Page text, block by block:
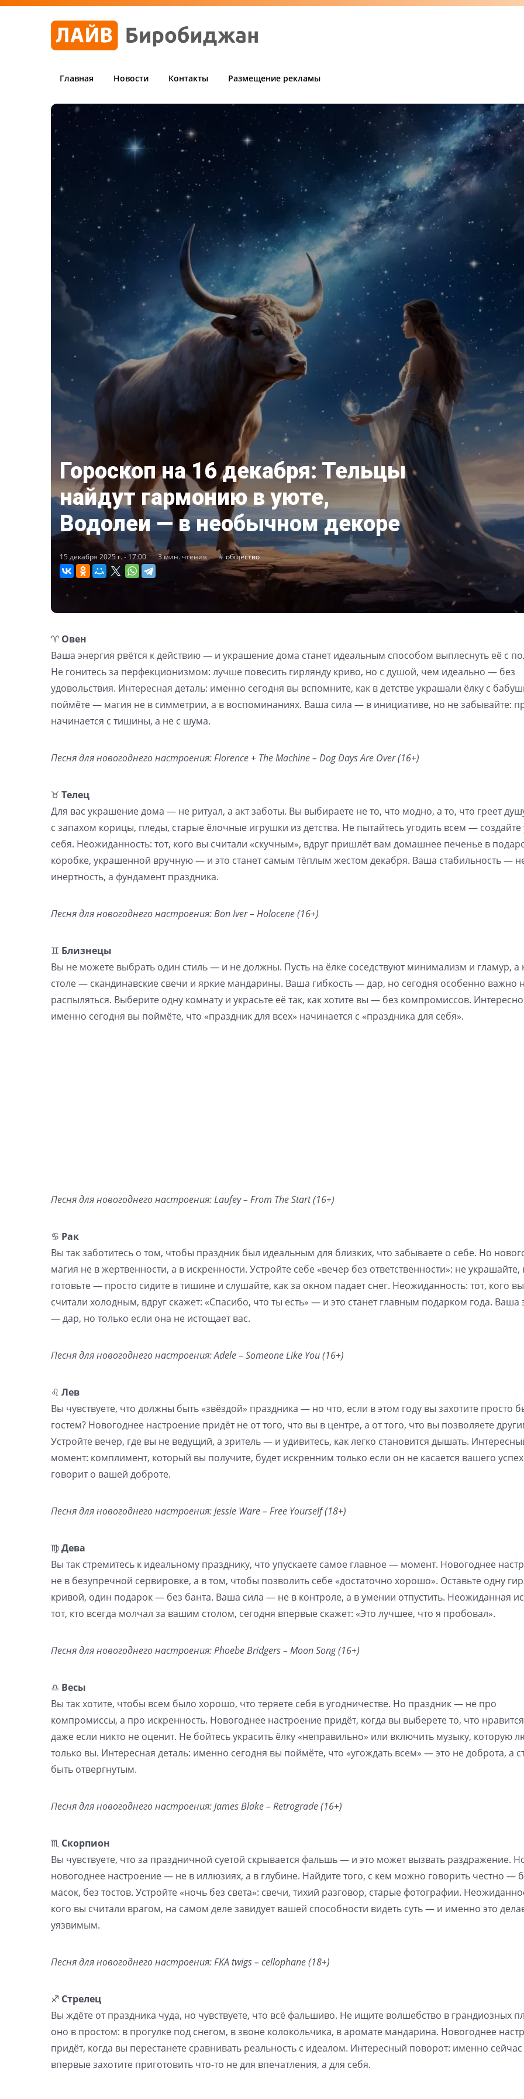
Главная Новости Контакты Размещение рекламы
Гороскоп на 16 декабря: Тельцы
найдут гармонию в уюте,
Водолеи — в необычном декоре
15 декабря 2025 г. - 17:00 3 мин. чтения общество
♈️ Овен
Ваша энергия рвётся к действию — и украшение дома станет идеальным способом выплеснуть её с
Не гонитесь за перфекционизмом: лучше повесить гирлянду криво, но с душой, чем идеально — без
удовольствия. Интересная деталь: именно сегодня вы вспомните, как в детстве украшали ёлку с
поймёте — магия не в симметрии, а в воспоминаниях. Ваша сила — в инициативе, но не забывайте:
начинается с тишины, а не с шума.
Песня для новогоднего настроения: Florence + The Machine – Dog Days Are Over (16+)
♉️ Телец
Для вас украшение дома — не ритуал, а акт заботы. Вы выбираете не то, что модно, а то, что греет
с запахом корицы, пледы, старые ёлочные игрушки из детства. Не пытайтесь угодить всем — создайте
себя. Неожиданность: тот, кого вы считали «скучным», вдруг пришлёт вам домашнее печенье в
коробке, украшенной вручную — и это станет самым тёплым жестом декабря. Ваша стабильность —
инертность, а фундамент праздника.
Песня для новогоднего настроения: Bon Iver – Holocene (16+)
♊️ Близнецы
Вы не можете выбрать один стиль — и не должны. Пусть на ёлке соседствуют минимализм и гламур, а
столе — скандинавские свечи и яркие мандарины. Ваша гибкость — дар, но сегодня особенно важно
распыляться. Выберите одну комнату и украсьте её так, как хотите вы — без компромиссов.
именно сегодня вы поймёте, что «праздник для всех» начинается с «праздника для себя».
Песня для новогоднего настроения: Laufey – From The Start (16+)
♋️ Рак
Вы так заботитесь о том, чтобы праздник был идеальным для близких, что забываете о себе. Но
магия не в жертвенности, а в искренности. Устройте себе «вечер без ответственности»: не украшайте,
готовьте — просто сидите в тишине и слушайте, как за окном падает снег. Неожиданность: тот, кого вы
считали холодным, вдруг скажет: «Спасибо, что ты есть» — и это станет главным подарком года. Ваша
— дар, но только если она не истощает вас.
Песня для новогоднего настроения: Adele – Someone Like You (16+)
♌️ Лев
Вы чувствуете, что должны быть «звёздой» праздника — но что, если в этом году вы захотите просто
гостем? Новогоднее настроение придёт не от того, что вы в центре, а от того, что вы позволяете
Устройте вечер, где вы не ведущий, а зритель — и удивитесь, как легко становится дышать.
момент: комплимент, который вы получите, будет искренним только если он не касается вашего
говорит о вашей доброте.
Песня для новогоднего настроения: Jessie Ware – Free Yourself (18+)
♍️Дева
Вы так стремитесь к идеальному празднику, что упускаете самое главное — момент. Новогоднее
не в безупречной сервировке, а в том, чтобы позволить себе «достаточно хорошо». Оставьте одну
кривой, один подарок — без банта. Ваша сила — не в контроле, а в умении отпустить. Неожиданная
тот, кто всегда молчал за вашим столом, сегодня впервые скажет: «Это лучшее, что я пробовал».
Песня для новогоднего настроения: Phoebe Bridgers – Moon Song (16+)
♎️ Весы
Вы так хотите, чтобы всем было хорошо, что теряете себя в угодничестве. Но праздник — не про
компромиссы, а про искренность. Новогоднее настроение придёт, когда вы выберете то, что
даже если никто не оценит. Не бойтесь украсить ёлку «неправильно» или включить музыку, которую
только вы. Интересная деталь: именно сегодня вы поймёте, что «угождать всем» — это не доброта, а
быть отвергнутым.
Песня для новогоднего настроения: James Blake – Retrograde (16+)
♏️ Скорпион
Вы чувствуете, что за праздничной суетой скрывается фальшь — и это может вызвать раздражение.
новогоднее настроение — не в иллюзиях, а в глубине. Найдите того, с кем можно говорить честно —
масок, без тостов. Устройте «ночь без света»: свечи, тихий разговор, старые фотографии.
кого вы считали врагом, на самом деле завидует вашей способности видеть суть — и именно это
уязвимым.
Песня для новогоднего настроения: FKA twigs – cellophane (18+)
♐️ Стрелец
Вы ждёте от праздника чуда, но чувствуете, что всё фальшиво. Не ищите волшебство в грандиозных
оно в простом: в прогулке под снегом, в звоне колокольчика, в аромате мандарина. Новогоднее
придёт, когда вы перестанете сравнивать реальность с идеалом. Интересный поворот: именно
впервые захотите приготовить что-то не для впечатления, а для себя.